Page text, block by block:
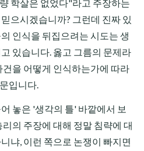
학살은 없었다"라고 주장하는
으시겠습니까? 그런데 진짜 있
인식을 뒤집으려는 시도는 생
있습니다. 옳고 그름의 문제라
건을 어떻게 인식하는가에 따라
입니다.
놓은 '생각의 틀' 바깥에서 보
의 주장에 대해 정말 침략에 대
냐, 이런 쪽으로 논쟁이 빠지면